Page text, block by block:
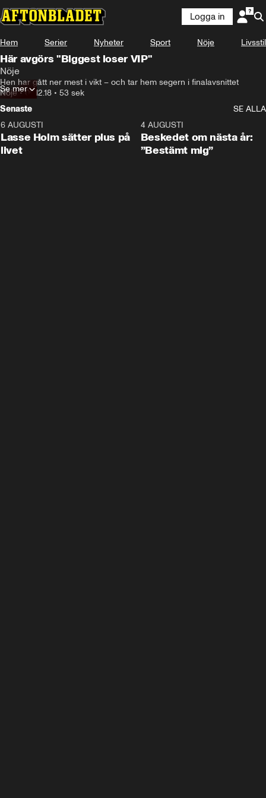
Logga in
Hem Serier Nyheter Sport Nöje Livsstil
Här avgörs "Biggest loser VIP"
Nöje
Hen har gått ner mest i vikt – och tar hem segern i finalavsnittet
Nöje•09.12.18 • 53 sek
Se mer
Senaste
SE ALLA
6 AUGUSTI
Lasse Holm sätter plus på
livet
4 AUGUSTI
Beskedet om nästa år:
”Bestämt mig”